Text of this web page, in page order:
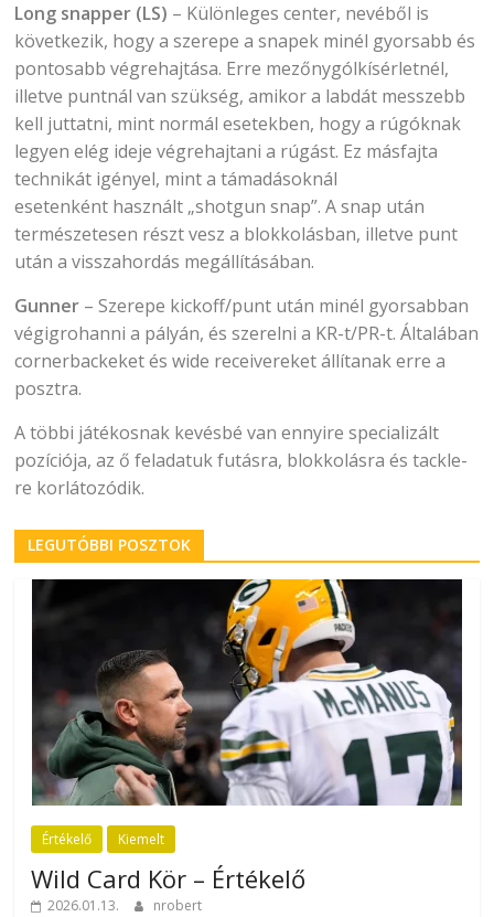
Long snapper (LS) – Különleges center, nevéből is
következik, hogy a szerepe a snapek minél gyorsabb és
pontosabb végrehajtása. Erre mezőnygólkísérletnél,
illetve puntnál van szükség, amikor a labdát messzebb
kell juttatni, mint normál esetekben, hogy a rúgóknak
legyen elég ideje végrehajtani a rúgást. Ez másfajta
technikát igényel, mint a támadásoknál
esetenként használt „shotgun snap”. A snap után
természetesen részt vesz a blokkolásban, illetve punt
után a visszahordás megállításában.
Gunner – Szerepe kickoff/punt után minél gyorsabban
végigrohanni a pályán, és szerelni a KR-t/PR-t. Általában
cornerbackeket és wide receivereket állítanak erre a
posztra.
A többi játékosnak kevésbé van ennyire specializált
pozíciója, az ő feladatuk futásra, blokkolásra és tackle-
re korlátozódik.
LEGUTÓBBI POSZTOK
Értékelő Kiemelt
Wild Card Kör – Értékelő
2026.01.13. nrobert